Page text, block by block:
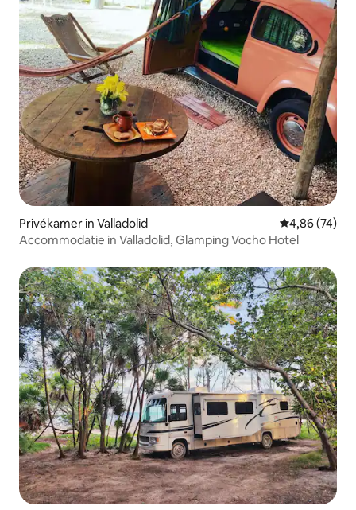
Privékamer in Valladolid Gemiddelde
4,86 (74)
Accommodatie in Valladolid, Glamping Vocho Hotel